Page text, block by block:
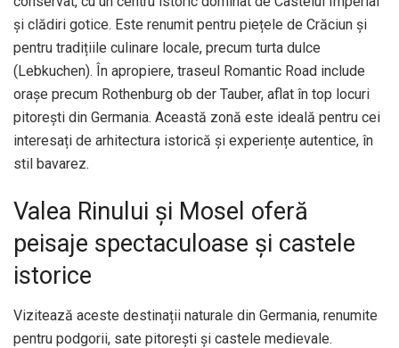
și clădiri gotice. Este renumit pentru piețele de Crăciun și
pentru tradițiile culinare locale, precum turta dulce
(Lebkuchen). În apropiere, traseul Romantic Road include
orașe precum Rothenburg ob der Tauber, aflat în top locuri
pitorești din Germania. Această zonă este ideală pentru cei
interesați de arhitectura istorică și experiențe autentice, în
stil bavarez.
Valea Rinului și Mosel oferă
peisaje spectaculoase și castele
istorice
Vizitează aceste destinații naturale din Germania, renumite
pentru podgorii, sate pitorești și castele medievale.